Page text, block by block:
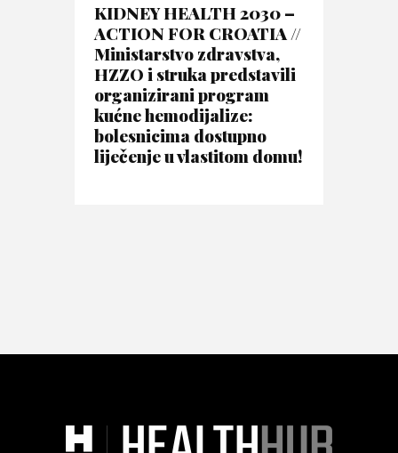
KIDNEY HEALTH 2030 –
ACTION FOR CROATIA //
Ministarstvo zdravstva,
HZZO i struka predstavili
organizirani program
kućne hemodijalize:
bolesnicima dostupno
liječenje u vlastitom domu!